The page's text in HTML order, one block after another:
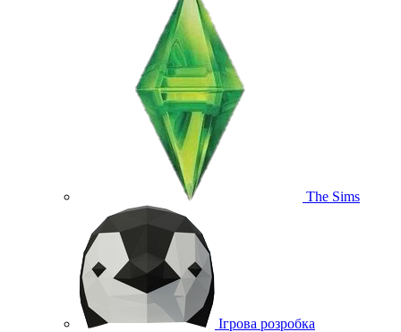
The Sims
Ігрова розробка